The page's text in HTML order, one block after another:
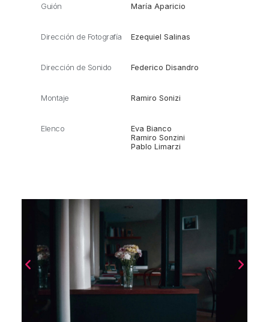
Guión María Aparicio
Dirección de Fotografía Ezequiel Salinas
Dirección de Sonido Federico Disandro
Montaje Ramiro Sonizi
Elenco
Eva Bianco
Ramiro Sonzini
Pablo Limarzi